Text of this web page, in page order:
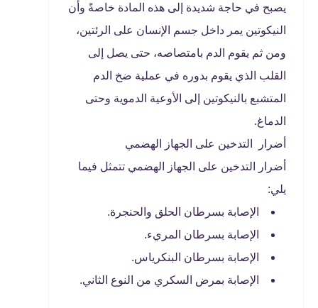
يصبح في حاجة شديدة إلى هذه المادة خاصةً وأن
النيكوتين يمر داخل جسم الإنسان على الرئتين،
ومن ثم يقوم الدم بامتصاصه، حتى يصل إلى
القلب الذي يقوم بدوره في عملية ضخ الدم
المتشبع بالنيكوتين إلى الأوعية الدموية وحتى
الدماغ.
أضرار التدخين على الجهاز الهضمي
أضرار التدخين على الجهاز الهضمي تتمثل فيما
يلي:
الإصابة بسرطان الحلق والحنجرة.
الإصابة بسرطان المريء.
الإصابة بسرطان البنكرياس.
الإصابة بمرض السكري من النوع الثاني.